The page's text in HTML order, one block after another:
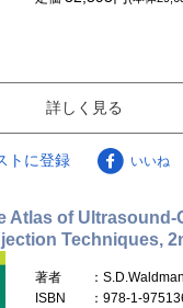
詳しく見る
トに登録 いいね
Atlas of Ultrasound-
Techniques,
著者
：S.D.Waldman
ISBN
：978-1-